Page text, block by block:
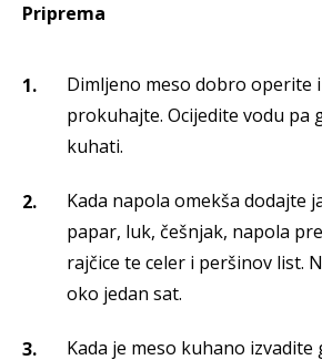
Priprema
Dimljeno meso dobro operite
prokuhajte. Ocijedite vodu pa
kuhati.
Kada napola omekša dodajte
papar, luk, češnjak, napola
rajčice te celer i peršinov list.
oko jedan sat.
Kada je meso kuhano izvadite